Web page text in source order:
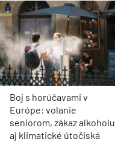
Boj s horúčavami v
Európe: volanie
seniorom, zákaz alkoholu
aj klimatické útočiská